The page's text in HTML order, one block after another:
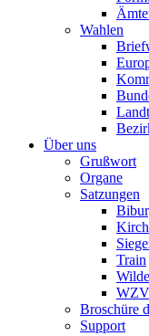
Wahlen
Über uns
Grußwort
Organe
Satzungen
Train
WZV
Broschüre
Support